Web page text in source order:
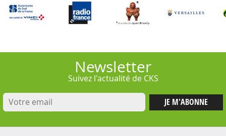
Newsletter
Suivez l'actualité de CKS